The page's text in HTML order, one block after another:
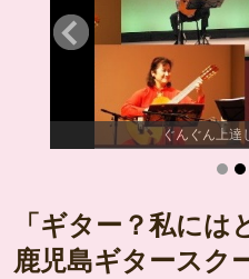
ぐんぐん上達
「ギター？私には
鹿児島ギタースク